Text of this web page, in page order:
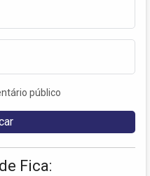
público
Fica: